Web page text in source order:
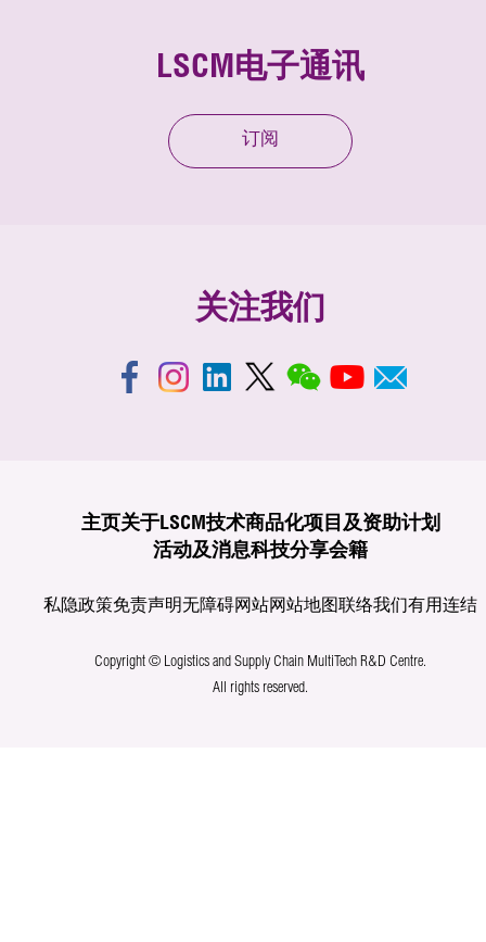
LSCM电子通讯
订阅
关注我们
主页关于LSCM技术商品化项目及资助计划
活动及消息科技分享会籍
私隐政策免责声明无障碍网站网站地图联络我们有用连结
Copyright © Logistics and Supply Chain MultiTech R&D Centre.
All rights reserved.